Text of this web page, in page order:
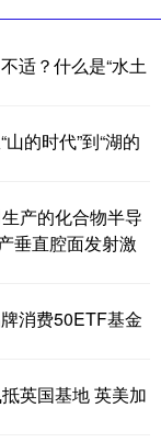
适？什么是“水土
的时代”到“湖的
产的化合物半导
垂直腔面发射激
消费50ETF基金
英国基地 英美加